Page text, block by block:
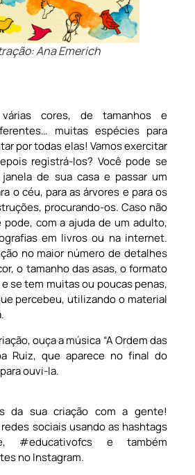
Ana Emerich
várias cores, de tamanhos e
muitas espécies para
por todas elas! Vamos exercitar
registrá-los? Você pode se
de sua casa e passar um
o céu, para as árvores e para os
procurando-os. Caso não
com a ajuda de um adulto,
em livros ou na internet.
no maior número de detalhes
o tamanho das asas, o formato
se tem muitas ou poucas penas,
percebeu, utilizando o material
ouça a música “A Ordem das
Ruiz, que aparece no final do
para ouvi-la.
da sua criação com a gente!
sociais usando as hashtags
#educativofcs e também
no Instagram.